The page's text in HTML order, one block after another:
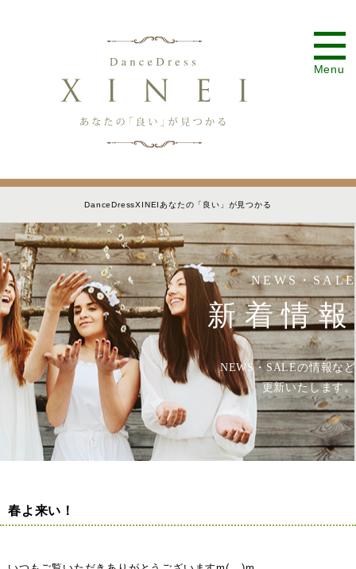
Menu
DanceDressXINEIあなたの「良い」が見つかる
NEWS・SALE
新着情報
NEWS・SALEの情報など
更新いたします。
春よ来い！